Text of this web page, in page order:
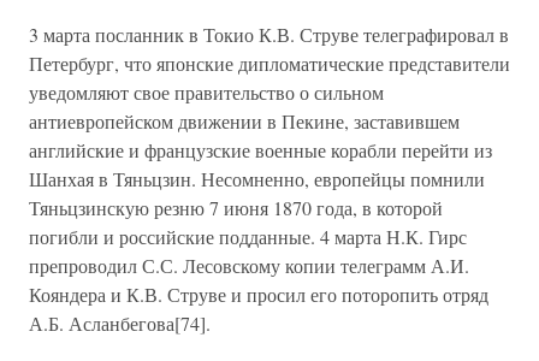
3 марта посланник в Токио К.В. Струве телеграфировал в
Петербург, что японские дипломатические представители
уведомляют свое правительство о сильном
антиевропейском движении в Пекине, заставившем
английские и французские военные корабли перейти из
Шанхая в Тяньцзин. Несомненно, европейцы помнили
Тяньцзинскую резню 7 июня 1870 года, в которой
погибли и российские подданные. 4 марта Н.К. Гирс
препроводил С.С. Лесовскому копии телеграмм А.И.
Кояндера и К.В. Струве и просил его поторопить отряд
А.Б. Асланбегова[74].